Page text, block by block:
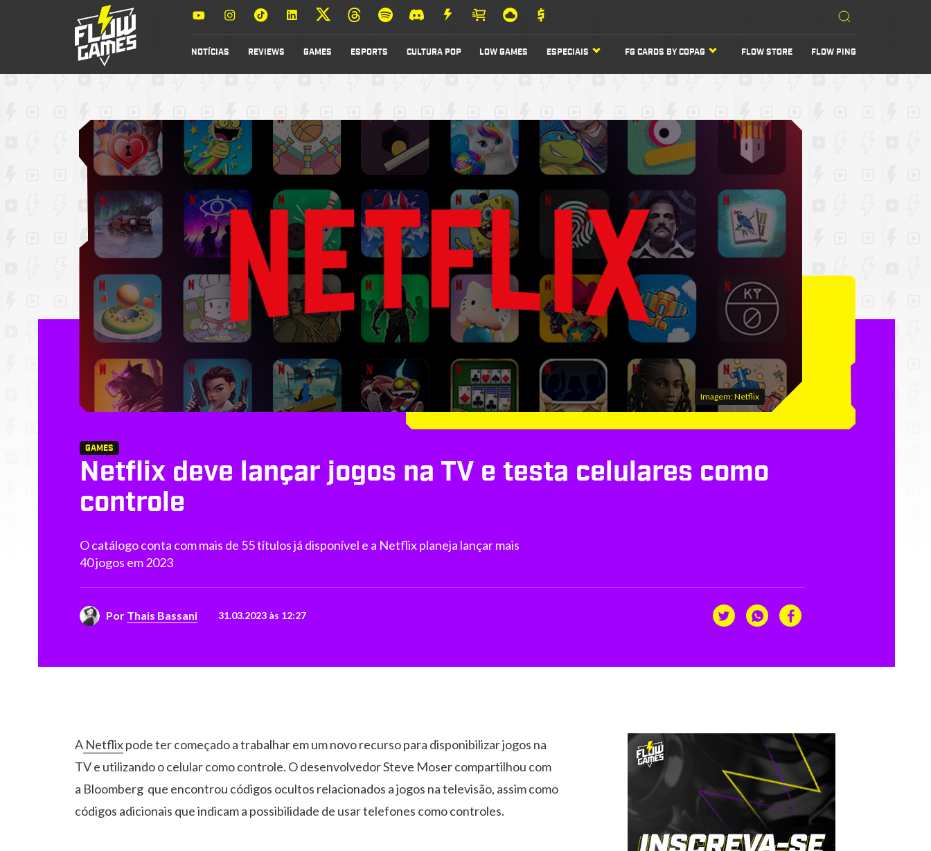
NOTÍCIAS REVIEWS GAMES ESPORTS CULTURA POP LOW GAMES ESPECIAIS FG CARDS BY COPAG FLOW STORE FLOW PING
Imagem: Netflix
GAMES
Netflix deve lançar jogos na TV e testa celulares como
controle
O catálogo conta com mais de 55 títulos já disponível e a Netflix planeja lançar mais
40 jogos em 2023
Por Thais Bassani 31.03.2023 às 12:27
A Netflixpode ter começado a trabalhar em um novo recurso para disponibilizar jogos na
TV e utilizando o celular como controle. O desenvolvedor Steve Moser compartilhou com
a Bloomberg que encontrou códigos ocultos relacionados a jogos na televisão, assim como
códigos adicionais que indicam a possibilidade de usar telefones como controles.